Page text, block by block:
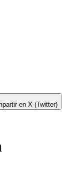
en X (Twitter)